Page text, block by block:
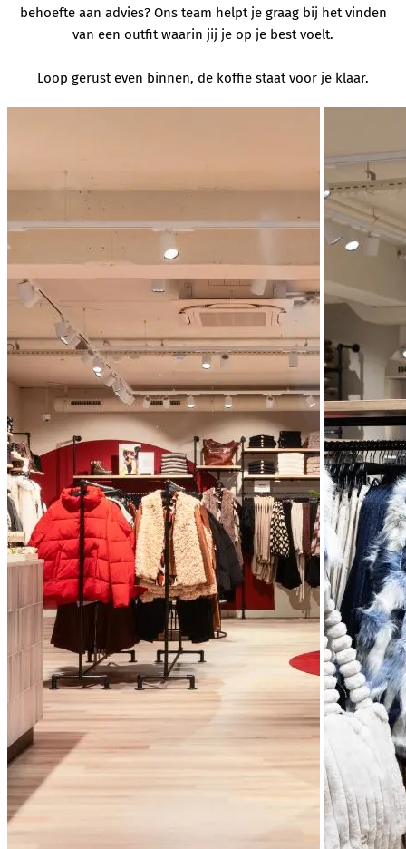
behoefte aan advies? Ons team helpt je graag bij het vinden
van een outfit waarin jij je op je best voelt.
Loop gerust even binnen, de koffie staat voor je klaar.